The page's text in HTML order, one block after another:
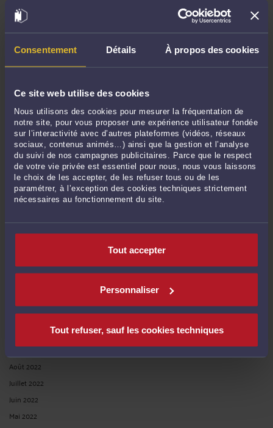
Consentement Détails À propos des cookies
Ce site web utilise des cookies
Nous utilisons des cookies pour mesurer la fréquentation de
notre site, pour vous proposer une expérience utilisateur fondée
sur l’interactivité avec d’autres plateformes (vidéos, réseaux
sociaux, contenus animés…) ainsi que la gestion et l’analyse
du suivi de nos campagnes publicitaires. Parce que le respect
de votre vie privée est essentiel pour nous, nous vous laissons
le choix de les accepter, de les refuser tous ou de les
paramétrer, à l’exception des cookies techniques strictement
nécessaires au fonctionnement du site.
Tout accepter
Personnaliser
Tout refuser, sauf les cookies techniques
Août 2024
Juillet 2024
Juin 2024
Mai 2024
Février 2024
Janvier 2024
Décembre 2023
Novembre 2023
Octobre 2023
Septembre 2023
Mai 2023
Mars 2023
Novembre 2022
Octobre 2022
Septembre 2022
Août 2022
Juillet 2022
Juin 2022
Mai 2022